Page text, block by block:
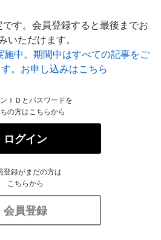
す。会員登録すると最後までお
いただけます。
中。期間中はすべての記事をご
。お申し込みはこちら
ＩＤとパスワードを
の方はこちらから
ログイン
登録がまだの方は
こちらから
会員登録